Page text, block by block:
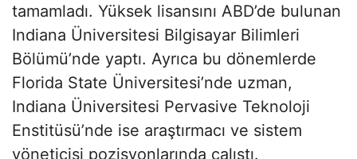
tamamladı. Yüksek lisansını ABD’de bulunan
Indiana Üniversitesi Bilgisayar Bilimleri
Bölümü’nde yaptı. Ayrıca bu dönemlerde
Florida State Üniversitesi’nde uzman,
Indiana Üniversitesi Pervasive Teknoloji
Enstitüsü’nde ise araştırmacı ve sistem
yöneticisi pozisyonlarında çalıştı.